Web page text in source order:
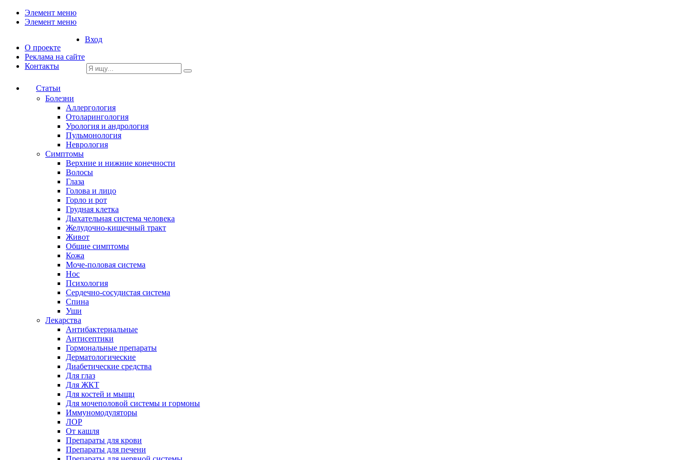
Элемент меню
Элемент меню
О проекте
Реклама на сайте
Контакты
Вход
Статьи
Болезни
Аллергология
Отоларингология
Урология и андрология
Пульмонология
Неврология
Симптомы
Верхние и нижние конечности
Волосы
Глаза
Голова и лицо
Горло и рот
Грудная клетка
Дыхательная система человека
Желудочно-кишечный тракт
Живот
Общие симптомы
Кожа
Моче-половая система
Нос
Психология
Сердечно-сосудистая система
Спина
Уши
Лекарства
Антибактериальные
Антисептики
Гормональные препараты
Дерматологические
Диабетические средства
Для глаз
Для ЖКТ
Для костей и мыщц
Для мочеполовой системы и гормоны
Иммуномодуляторы
ЛОР
От кашля
Препараты для крови
Препараты для печени